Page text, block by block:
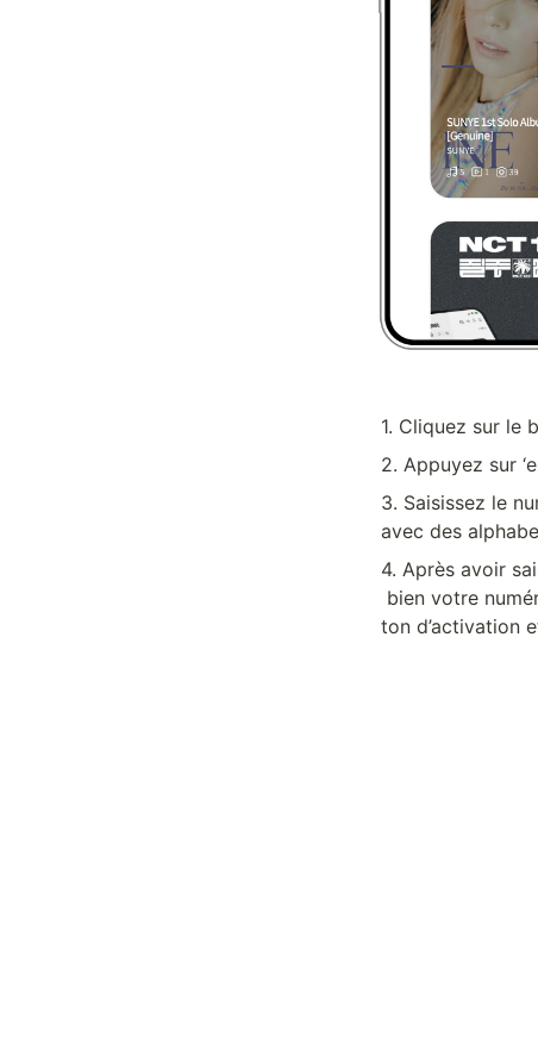
1. Cliquez sur le
2. Appuyez sur
3. Saisissez le
avec des
4. Après avoir
bien votre
ton d’activation